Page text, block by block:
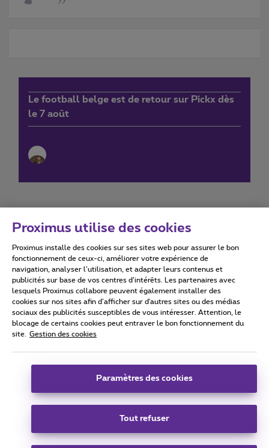
Le football belge est de retour sur Pickx dès
le 7 août
Conditions d'utilisation Accessibility statement
Tous droits réservés. © 2026 Proximus
Conditions générales, info consommateur
Coordonnées de l’entreprise
Boulevard du Roi Albert II 27 - B-1030 Bruxelles.
Proximus utilise des cookies
Proximus installe des cookies sur ses sites web pour assurer le bon
fonctionnement de ceux-ci, améliorer votre expérience de
navigation, analyser l’utilisation, et adapter leurs contenus et
publicités sur base de vos centres d’intérêts. Les partenaires avec
lesquels Proximus collabore peuvent également installer des
cookies sur nos sites afin d’afficher sur d'autres sites ou des médias
sociaux des publicités susceptibles de vous intéresser. Attention, le
blocage de certains cookies peut entraver le bon fonctionnement du
site.
Gestion des cookies
Paramètres des cookies
Tout refuser